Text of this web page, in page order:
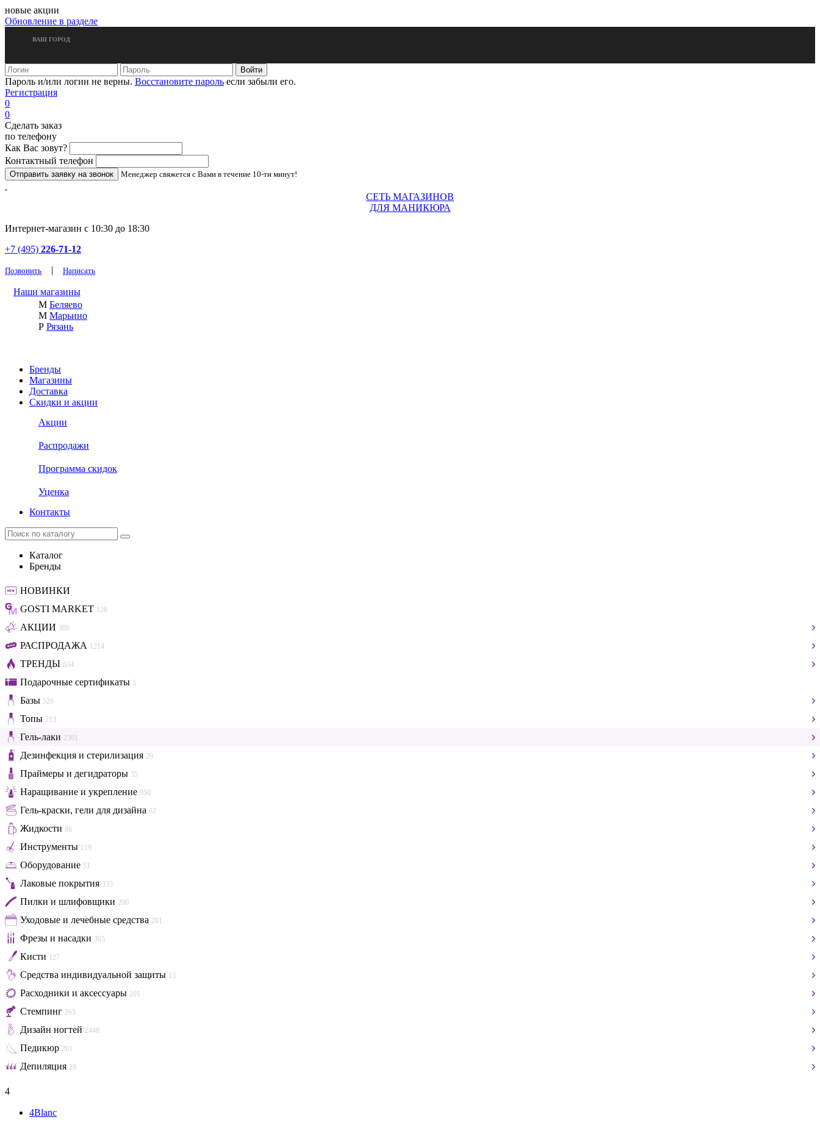
новые акции
Обновление в разделе
ВАШ ГОРОД
Пароль и/или логин не верны. Восстановите пароль если забыли его.
Регистрация
0
0
Сделать заказ
по телефону
Как Вас зовут?
Контактный телефон
Менеджер свяжется с Вами в течение 10-ти минут!
СЕТЬ МАГАЗИНОВ
ДЛЯ МАНИКЮРА
Интернет-магазин с 10:30 до 18:30
+7 (495) 226-71-12
Позвонить | Написать
Наши магазины
М Беляево
М Марьино
Р Рязань
Бренды
Магазины
Доставка
Скидки и акции
Акции
Распродажи
Программа скидок
Уценка
Контакты
Каталог
Бренды
НОВИНКИ
GOSTI MARKET 128
АКЦИИ 386
РАСПРОДАЖА 1214
ТРЕНДЫ 634
Подарочные сертификаты 5
Базы 526
Топы 213
Гель-лаки 2361
Дезинфекция и стерилизация 29
Праймеры и дегидраторы 35
Наращивание и укрепление 950
Гель-краски, гели для дизайна 62
Жидкости 86
Инструменты 119
Оборудование 51
Лаковые покрытия 335
Пилки и шлифовщики 200
Уходовые и лечебные средства 201
Фрезы и насадки 365
Кисти 127
Средства индивидуальной защиты 13
Расходники и аксессуары 201
Стемпинг 265
Дизайн ногтей 2448
Педикюр 261
Депиляция 29
4
4Blanc